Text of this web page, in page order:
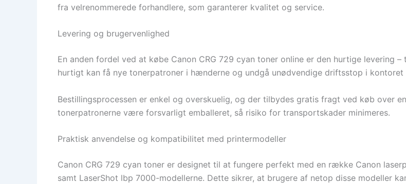
fra velrenommerede forhandlere, som garanterer kvalitet og service.
Levering og brugervenlighed
En anden fordel ved at købe Canon CRG 729 cyan toner online er den hurtige levering
hurtigt kan få nye tonerpatroner i hænderne og undgå unødvendige driftsstop i kontoret
Bestillingsprocessen er enkel og overskuelig, og der tilbydes gratis fragt ved køb over
tonerpatronerne være forsvarligt emballeret, så risiko for transportskader minimeres.
Praktisk anvendelse og kompatibilitet med printermodeller
Canon CRG 729 cyan toner er designet til at fungere perfekt med en række Canon
samt LaserShot lbp 7000-modellerne. Dette sikrer, at brugere af netop disse modeller